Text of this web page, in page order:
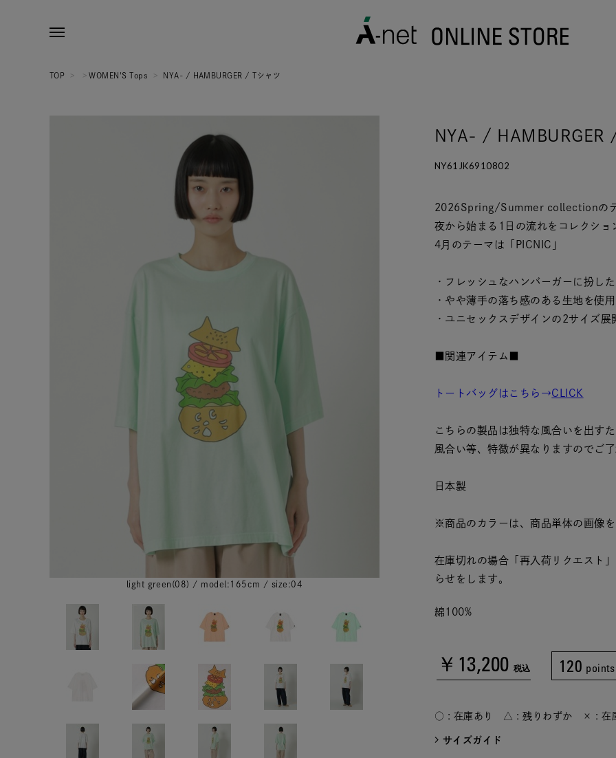
TOP > > WOMEN'S Tops > NYA- / HAMBURGER / Tシャツ
light green(08) / model:165cm / size:04
NYA- / HAMBURGER
NY61JK6910802
2026Spring/Summer collectionの
夜から始まる1日の流れをコレクショ
4月のテーマは「PICNIC」
・フレッシュなハンバーガーに扮し
・やや薄手の落ち感のある生地を使
・ユニセックスデザインの2サイズ展
■関連アイテム■
トートバッグはこちら→CLICK
こちらの製品は独特な風合いを出す
風合い等、特徴が異なりますのでご
日本製
※商品のカラーは、商品単体の画像
在庫切れの場合「再入荷リクエスト
らせをします。
綿100%
￥13,200 税込 120 points
○ : 在庫あり △ : 残りわずか × : 在
サイズガイド